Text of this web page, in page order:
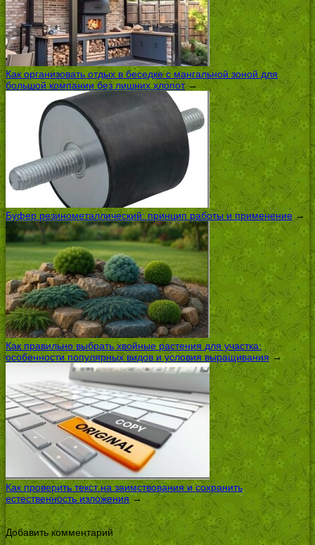
Как организовать отдых в беседке с мангальной зоной для
большой компании без лишних хлопот→
Буфер резинометаллический: принцип работы и применение→
Как правильно выбрать хвойные растения для участка:
особенности популярных видов и условия выращивания →
Как проверить текст на заимствования и сохранить
естественность изложения →
Добавить комментарий